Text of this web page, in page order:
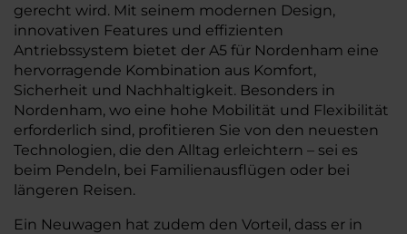
gerecht wird. Mit seinem modernen Design,
innovativen Features und effizienten
Antriebssystem bietet der A5 für Nordenham eine
hervorragende Kombination aus Komfort,
Sicherheit und Nachhaltigkeit. Besonders in
Nordenham, wo eine hohe Mobilität und Flexibilität
erforderlich sind, profitieren Sie von den neuesten
Technologien, die den Alltag erleichtern – sei es
beim Pendeln, bei Familienausflügen oder bei
längeren Reisen.
Ein Neuwagen hat zudem den Vorteil, dass er in